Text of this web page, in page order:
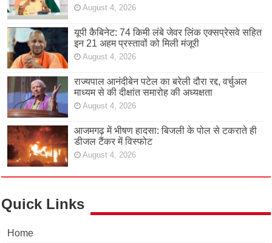
August 4, 2026
यूपी कैबिनेट: 74 किमी लंबे जेवर लिंक एक्सप्रेसवे सहित
इन 21 अहम प्रस्तावों को मिली मंजूरी
August 4, 2026
राज्यपाल आनंदीबेन पटेल का बरेली दौरा रद्द, वर्चुअल
माध्यम से की दीक्षांत समारोह की अध्यक्षता
August 4, 2026
आजमगढ़ में भीषण हादसा: बिजली के पोल से टकराते ही
डीजल टैंकर में विस्फोट
August 4, 2026
Quick Links
Home